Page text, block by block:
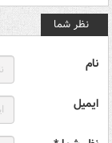
نظر شما
نام
ایمیل